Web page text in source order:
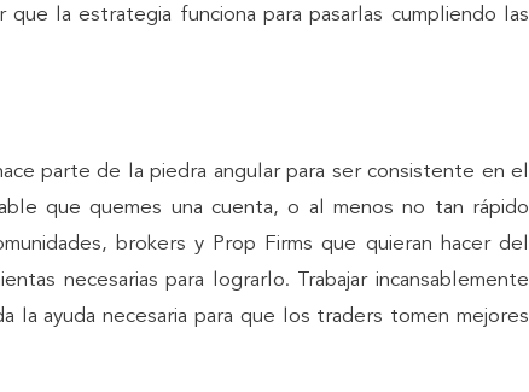
la estrategia funciona para pasarlas cumpliendo las
parte de la piedra angular para ser consistente en el
que quemes una cuenta, o al menos no tan rápido
brokers y Prop Firms que quieran hacer del
necesarias para lograrlo. Trabajar incansablemente
ayuda necesaria para que los traders tomen mejores